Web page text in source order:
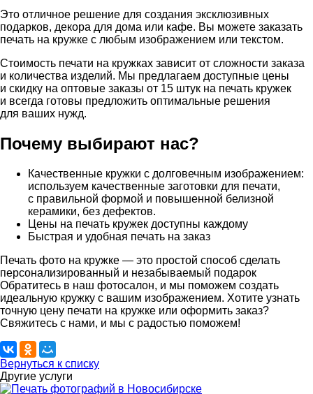
Это отличное решение для создания эксклюзивных
подарков, декора для дома или кафе. Вы можете заказать
печать на кружке с любым изображением или текстом.
Стоимость печати на кружках зависит от сложности заказа
и количества изделий. Мы предлагаем доступные цены
и скидку на оптовые заказы от 15 штук на печать кружек
и всегда готовы предложить оптимальные решения
для ваших нужд.
Почему выбирают нас?
Качественные кружки с долговечным изображением:
используем качественные заготовки для печати,
с правильной формой и повышенной белизной
керамики, без дефектов.
Цены на печать кружек доступны каждому
Быстрая и удобная печать на заказ
Печать фото на кружке — это простой способ сделать
персонализированный и незабываемый подарок
Обратитесь в наш фотосалон, и мы поможем создать
идеальную кружку с вашим изображением. Хотите узнать
точную цену печати на кружке или оформить заказ?
Свяжитесь с нами, и мы с радостью поможем!
Вернуться к списку
Другие услуги